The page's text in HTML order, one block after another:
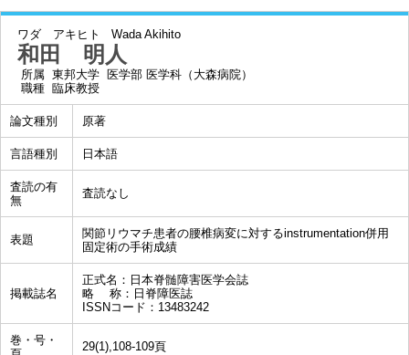
ワダ アキヒト Wada Akihito
和田 明人
所属 東邦大学 医学部 医学科（大森病院）
職種 臨床教授
論文種別 原著
言語種別 日本語
査読の有
無
査読なし
表題
関節リウマチ患者の腰椎病変に対するinstrumentation併用
固定術の手術成績
掲載誌名
正式名：日本脊髄障害医学会誌
略 称：日脊障医誌
ISSNコード：13483242
巻・号・
29(1),108-109頁